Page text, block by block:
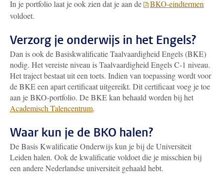
In je portfolio laat je ook zien dat je aan de
BKO-eindtermen
voldoet.
Verzorg je onderwijs in het Engels?
Dan is ook de Basiskwalificatie Taalvaardigheid Engels (BKE)
nodig. Het vereiste niveau is Taalvaardigheid Engels C-1 niveau.
Het traject bestaat uit een toets. Indien van toepassing wordt voor
de BKE een apart certificaat uitgereikt. Dit certificaat voeg je toe
aan je BKO-portfolio. De BKE kan behaald worden bij het
Academisch Talencentrum.
Waar kun je de BKO halen?
De Basis Kwalificatie Onderwijs kun je bij de Universiteit
Leiden halen. Ook de kwalificatie voldoet die je misschien bij
een andere Nederlandse universiteit gehaald hebt.